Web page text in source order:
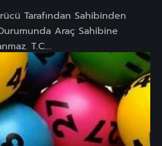
Tarafından Sahibinden
Araç Sahibine
T.C....